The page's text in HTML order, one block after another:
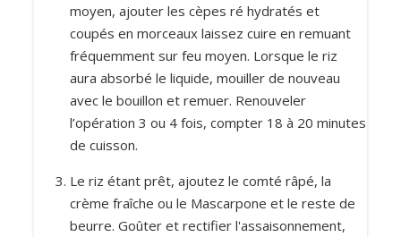
moyen, ajouter les cèpes ré hydratés et
coupés en morceaux laissez cuire en remuant
fréquemment sur feu moyen. Lorsque le riz
aura absorbé le liquide, mouiller de nouveau
avec le bouillon et remuer. Renouveler
l’opération 3 ou 4 fois, compter 18 à 20 minutes
de cuisson.
Le riz étant prêt, ajoutez le comté râpé, la
crème fraîche ou le Mascarpone et le reste de
beurre. Goûter et rectifier l'assaisonnement,